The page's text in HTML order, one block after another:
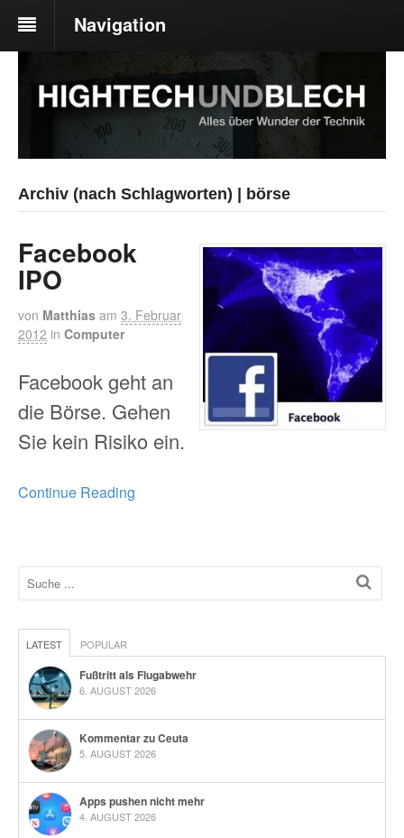
Navigation
Archiv (nach Schlagworten) | börse
Facebook
IPO
von Matthias am 3. Februar
2012 in Computer
Facebook geht an
die Börse. Gehen
Sie kein Risiko ein.
Continue Reading
LATEST POPULAR
Fußtritt als Flugabwehr
6. AUGUST 2026
Kommentar zu Ceuta
5. AUGUST 2026
Apps pushen nicht mehr
4. AUGUST 2026